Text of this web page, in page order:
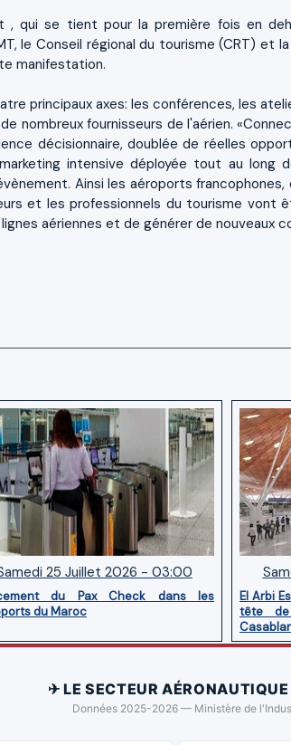
, qui se tient pour la première fois en
le Conseil régional du tourisme (CRT) et
manifestation.
principaux axes: les conférences, les
nombreux fournisseurs de l'aérien.
décisionnaire, doublée de réelles
intensive déployée tout au long
Ainsi les aéroports
et les professionnels du tourisme vont
aériennes et de générer de nouveaux
25 Juillet 2026 - 03:00
du Pax Check dans les
du Maroc
El Arbi
tête de
✈ LE SECTEUR
Données 2025-2026 — Ministère de